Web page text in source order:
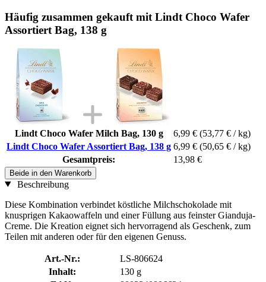
Häufig zusammen gekauft mit Lindt Choco Wafer
Assortiert Bag, 138 g
Lindt Choco Wafer Milch Bag, 130 g 6,99 € (53,77 € / kg)
Lindt Choco Wafer Assortiert Bag, 138 g 6,99 € (50,65 € / kg)
Gesamtpreis:
13,98 €
Beide in den Warenkorb
Beschreibung
Diese Kombination verbindet köstliche Milchschokolade mit
knusprigen Kakaowaffeln und einer Füllung aus feinster Gianduja-
Creme. Die Kreation eignet sich hervorragend als Geschenk, zum
Teilen mit anderen oder für den eigenen Genuss.
Art.-Nr.:
LS-806624
Inhalt:
130 g